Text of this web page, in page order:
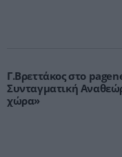
Γ.Βρεττάκος στο
Συνταγματική
χώρα»